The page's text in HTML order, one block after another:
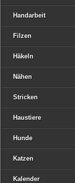
Handarbeit
Filzen
Häkeln
Nähen
Stricken
Haustiere
Hunde
Katzen
Kalender